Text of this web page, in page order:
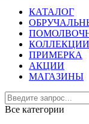
КАТАЛОГ
КОЛЛЕКЦИИ
ПРИМЕРКА
АКЦИИ
МАГАЗИНЫ
Все категории